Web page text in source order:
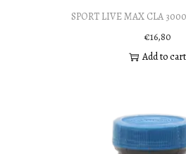
SPORT LIVE MAX CLA
€16,80
Add to cart